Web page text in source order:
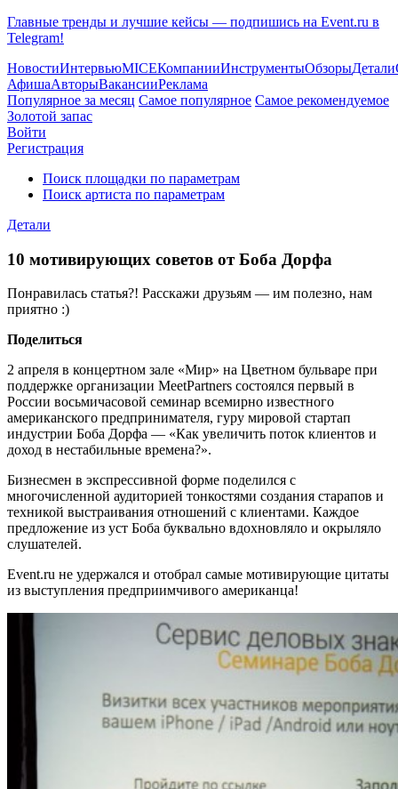
Главные тренды и лучшие кейсы — подпишись на Event.ru в
Telegram!
НовостиИнтервьюMICEКомпанииИнструментыОбзорыДетали
АфишаАвторыВакансииРеклама
Популярное за месяц Самое популярное Самое рекомендуемое
Золотой запас
Войти
Регистрация
Поиск площадки по параметрам
Поиск артиста по параметрам
Детали
10 мотивирующих советов от Боба Дорфа
Понравилась статья?! Расскажи друзьям — им полезно, нам
приятно :)
Поделиться
2 апреля в концертном зале «Мир» на Цветном бульваре при
поддержке организации MeetPartners состоялся первый в
России восьмичасовой семинар всемирно известного
американского предпринимателя, гуру мировой стартап
индустрии Боба Дорфа — «Как увеличить поток клиентов и
доход в нестабильные времена?».
Бизнесмен в экспрессивной форме поделился с
многочисленной аудиторией тонкостями создания старапов и
техникой выстраивания отношений с клиентами. Каждое
предложение из уст Боба буквально вдохновляло и окрыляло
слушателей.
Event.ru не удержался и отобрал самые мотивирующие цитаты
из выступления предприимчивого американца!